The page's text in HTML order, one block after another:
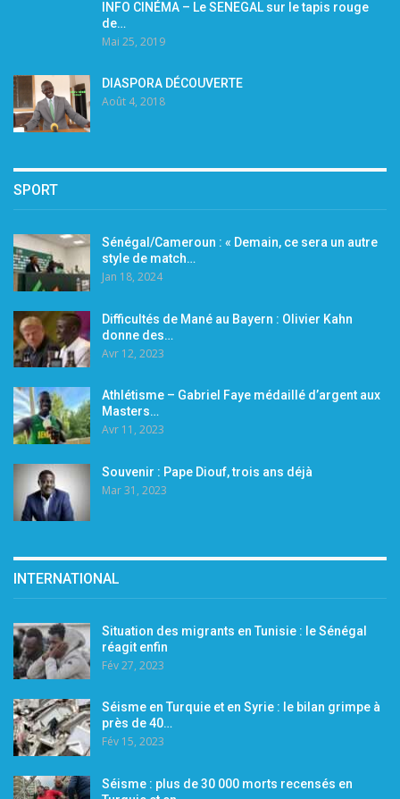
INFO CINÉMA – Le SENEGAL sur le tapis rouge
de…
Mai 25, 2019
DIASPORA DÉCOUVERTE
Août 4, 2018
SPORT
Sénégal/Cameroun : « Demain, ce sera un autre
style de match…
Jan 18, 2024
Difficultés de Mané au Bayern : Olivier Kahn
donne des…
Avr 12, 2023
Athlétisme – Gabriel Faye médaillé d’argent aux
Masters…
Avr 11, 2023
Souvenir : Pape Diouf, trois ans déjà
Mar 31, 2023
INTERNATIONAL
Situation des migrants en Tunisie : le Sénégal
réagit enfin
Fév 27, 2023
Séisme en Turquie et en Syrie : le bilan grimpe à
près de 40…
Fév 15, 2023
Séisme : plus de 30 000 morts recensés en